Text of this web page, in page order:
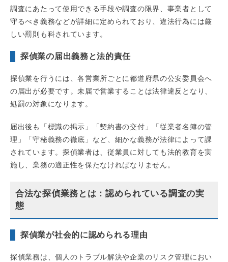
調査にあたって使用できる手段や調査の限界、事業者として
守るべき義務などが詳細に定められており、違法行為には厳
しい罰則も科されています。
探偵業の届出義務と法的責任
探偵業を行うには、各営業所ごとに都道府県の公安委員会へ
の届出が必要です。未届で営業することは法律違反となり、
処罰の対象になります。
届出後も「標識の掲示」「契約書の交付」「従業者名簿の管
理」「守秘義務の徹底」など、細かな義務が法律によって課
されています。探偵業者は、従業員に対しても法的教育を実
施し、業務の適正性を保たなければなりません。
合法な探偵業務とは：認められている調査の実
態
探偵業が社会的に認められる理由
探偵業務は、個人のトラブル解決や企業のリスク管理におい